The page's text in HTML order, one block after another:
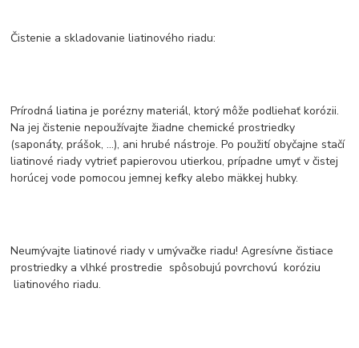
Čistenie a skladovanie liatinového riadu:
Prírodná liatina je porézny materiál, ktorý môže podliehať korózii.
Na jej čistenie nepoužívajte žiadne chemické prostriedky
(saponáty, prášok, ...), ani hrubé nástroje. Po použití obyčajne stačí
liatinové riady vytrieť papierovou utierkou, prípadne umyť v čistej
horúcej vode pomocou jemnej kefky alebo mäkkej hubky.
Neumývajte liatinové riady v umývačke riadu! Agresívne čistiace
prostriedky a vlhké prostredie spôsobujú povrchovú koróziu
liatinového riadu.